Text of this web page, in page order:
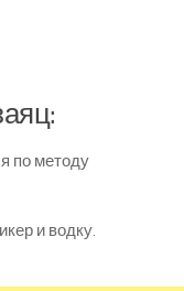
по методу
и водку.